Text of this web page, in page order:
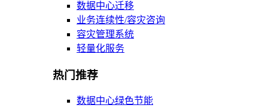
数据中心迁移
业务连续性/容灾咨询
容灾管理系统
轻量化服务
热门推荐
数据中心绿色节能